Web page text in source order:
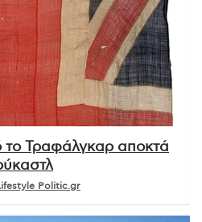
το Τραφάλγκαρ αποκτά
Politic.gr